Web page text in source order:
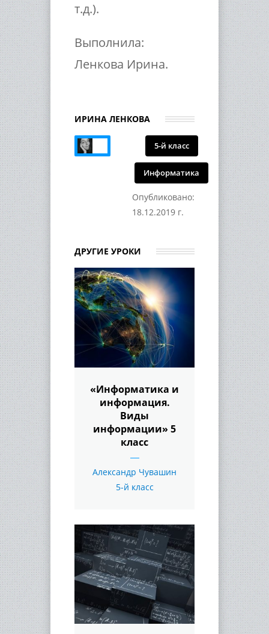
т.д.).
Выполнила:
Ленкова Ирина.
ИРИНА ЛЕНКОВА
5-й класс
Информатика
Опубликовано:
18.12.2019 г.
ДРУГИЕ УРОКИ
«Информатика и
информация.
Виды
информации» 5
класс
Александр Чувашин
5-й класс